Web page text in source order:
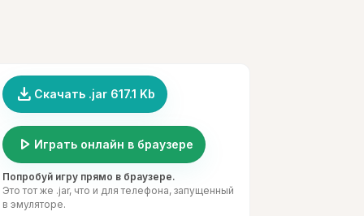
file_download Скачать .jar 617.1 Kb
play_arrow Играть онлайн в браузере
Попробуй игру прямо в браузере.
Это тот же .jar, что и для телефона, запущенный
в эмуляторе.